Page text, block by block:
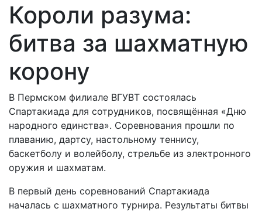
Короли разума:
битва за шахматную
корону
В Пермском филиале ВГУВТ состоялась
Спартакиада для сотрудников, посвящённая «Дню
народного единства». Соревнования прошли по
плаванию, дартсу, настольному теннису,
баскетболу и волейболу, стрельбе из электронного
оружия и шахматам.
В первый день соревнований Спартакиада
началась с шахматного турнира. Результаты битвы